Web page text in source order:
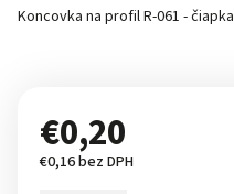
Koncovka na profil R-061 - čiapka
€0,20
€0,16 bez DPH